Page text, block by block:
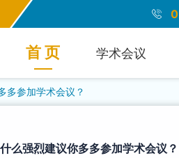
首 页 学术会议
多参加学术会议？
么强烈建议你多多参加学术会议？